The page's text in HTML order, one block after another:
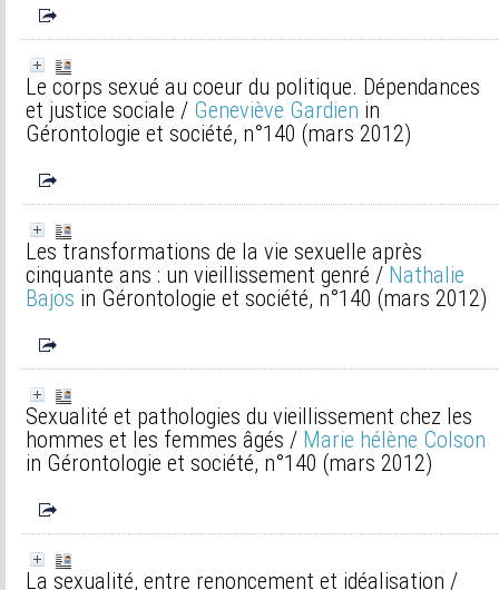
Le corps sexué au coeur du politique. Dépendances
et justice sociale / Geneviève Gardien in
Gérontologie et société, n°140 (mars 2012)
Les transformations de la vie sexuelle après
cinquante ans : un vieillissement genré / Nathalie
Bajos in Gérontologie et société, n°140 (mars 2012)
Sexualité et pathologies du vieillissement chez les
hommes et les femmes âgés / Marie hélène Colson
in Gérontologie et société, n°140 (mars 2012)
La sexualité, entre renoncement et idéalisation /